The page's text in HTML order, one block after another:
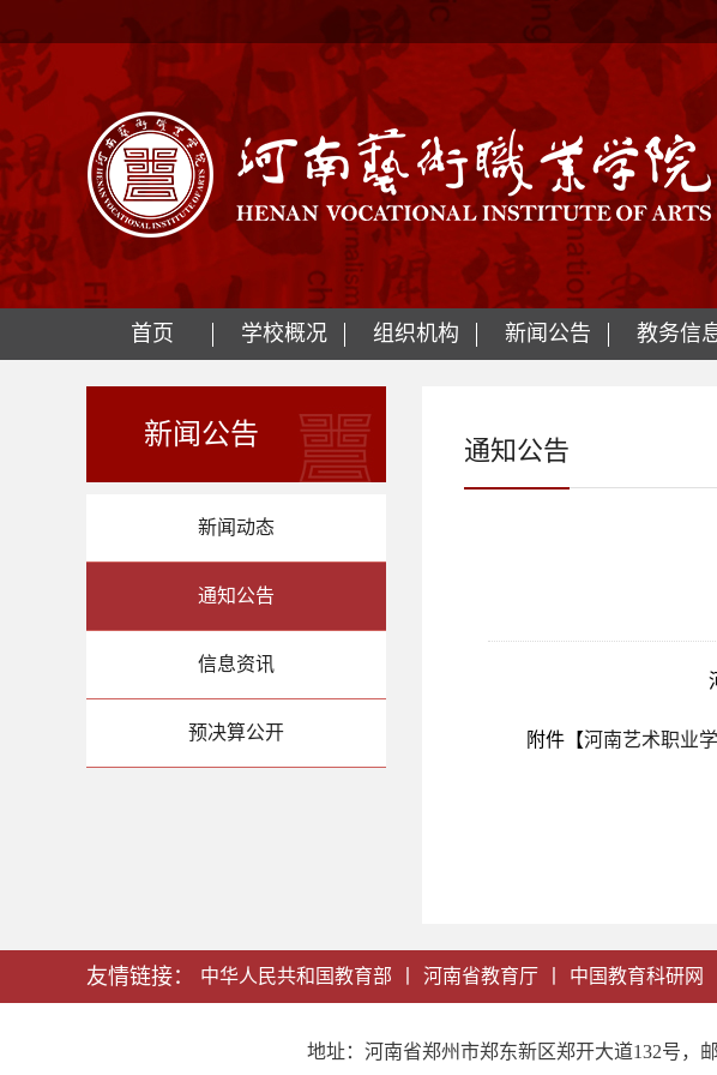
首页 学校概况 组织机构 新闻公告 教务信
新闻公告
新闻动态
通知公告
信息资讯
预决算公开
通知公告
附件【河南艺术职业
友情链接： 中华人民共和国教育部 河南省教育厅 中国教育科研网
地址：河南省郑州市郑东新区郑开大道132号，